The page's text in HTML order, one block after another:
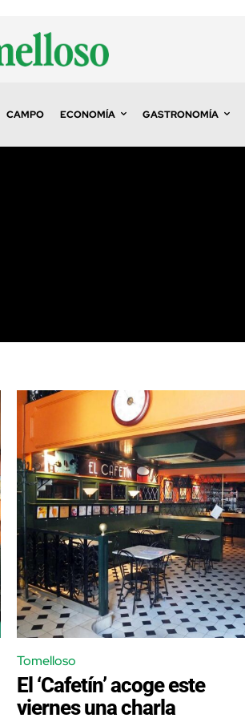
CAMPO ECONOMÍA GASTRONOMÍA
Tomelloso
El ‘Cafetín’ acoge este
viernes una charla